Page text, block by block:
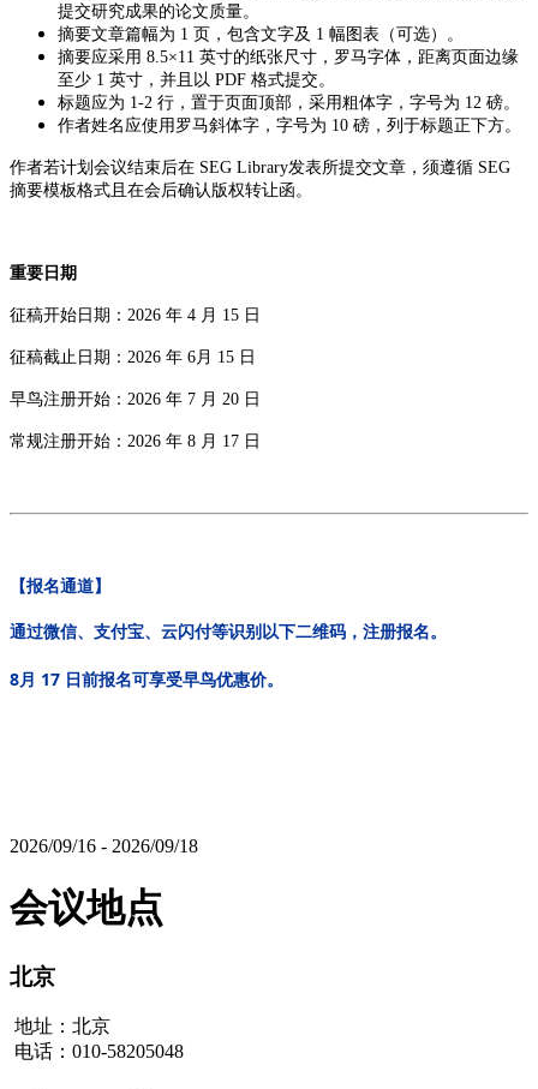
提交研究成果的论文质量。
摘要文章篇幅为 1 页，包含文字及 1 幅图表（可选）。
摘要应采用 8.5×11 英寸的纸张尺寸，罗马字体，距离页面边缘
至少 1 英寸，并且以 PDF 格式提交。
标题应为 1-2 行，置于页面顶部，采用粗体字，字号为 12 磅。
作者姓名应使用罗马斜体字，字号为 10 磅，列于标题正下方。
作者若计划会议结束后在 SEG Library发表所提交文章，须遵循 SEG
摘要模板格式且在会后确认版权转让函。
重要日期
征稿开始日期：2026 年 4 月 15 日
征稿截止日期：2026 年 6月 15 日
早鸟注册开始：2026 年 7 月 20 日
常规注册开始：2026 年 8 月 17 日
【报名通道】
通过微信、支付宝、云闪付等识别以下二维码，注册报名。
8月 17 日前报名可享受早鸟优惠价。
2026/09/16 - 2026/09/18
会议地点
北京
地址：北京
电话：010-58205048